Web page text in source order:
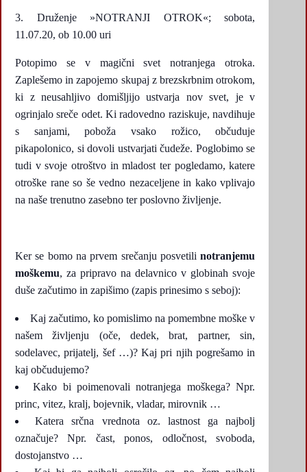
Druženje »NOTRANJI OTROK«; sobota,
11.07.20, ob 10.00 uri
Potopimo se v magični svet notranjega otroka.
Zaplešemo in zapojemo skupaj z brezskrbnim otrokom,
ki z neusahljivo domišljijo ustvarja nov svet, je v
ogrinjalo sreče odet. Ki radovedno raziskuje, navdihuje
s sanjami, poboža vsako rožico, občuduje
pikapolonico, si dovoli ustvarjati čudeže. Poglobimo se
tudi v svoje otroštvo in mladost ter pogledamo, katere
otroške rane so še vedno nezaceljene in kako vplivajo
na naše trenutno zasebno ter poslovno življenje.
Ker se bomo na prvem srečanju posvetilinotranjemu
moškemu, za pripravo na delavnico v globinah svoje
duše začutimo in zapišimo (zapis prinesimo s seboj):
Kaj začutimo, ko pomislimo na pomembne moške v
našem življenju (oče, dedek, brat, partner, sin,
sodelavec, prijatelj, šef …)? Kaj pri njih pogrešamo in
kaj občudujemo?
Kako bi poimenovali notranjega moškega? Npr.
princ, vitez, kralj, bojevnik, vladar, mirovnik …
Katera srčna vrednota oz. lastnost ga najbolj
označuje? Npr. čast, ponos, odločnost, svoboda,
dostojanstvo …